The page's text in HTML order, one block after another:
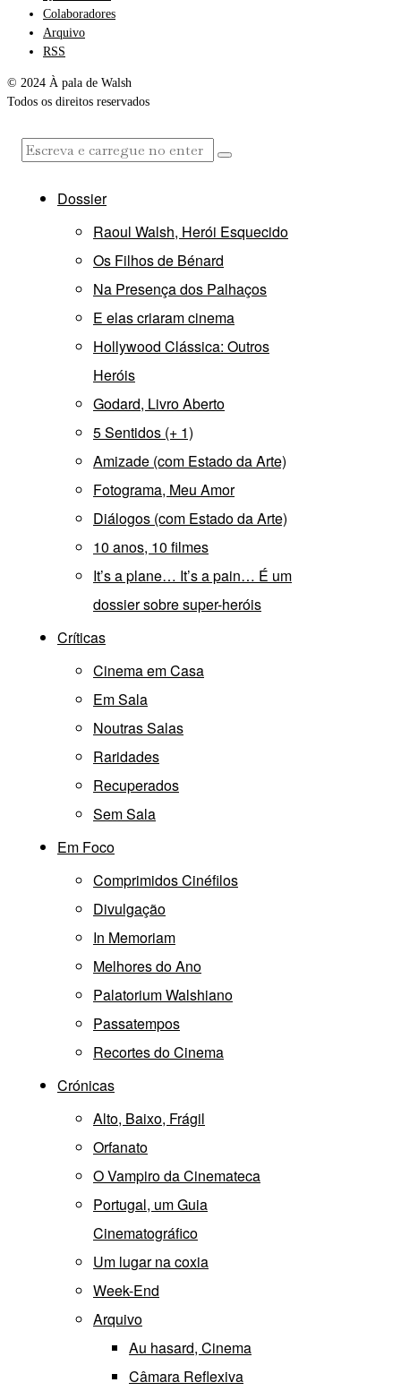
Colaboradores
Arquivo
RSS
© 2024 À pala de Walsh
Todos os direitos reservados
Dossier
Raoul Walsh, Herói Esquecido
Os Filhos de Bénard
Na Presença dos Palhaços
E elas criaram cinema
Hollywood Clássica: Outros
Heróis
Godard, Livro Aberto
5 Sentidos (+ 1)
Amizade (com Estado da Arte)
Fotograma, Meu Amor
Diálogos (com Estado da Arte)
10 anos, 10 filmes
It’s a plane… It’s a pain… É um
dossier sobre super-heróis
Críticas
Cinema em Casa
Em Sala
Noutras Salas
Raridades
Recuperados
Sem Sala
Em Foco
Comprimidos Cinéfilos
Divulgação
In Memoriam
Melhores do Ano
Palatorium Walshiano
Passatempos
Recortes do Cinema
Crónicas
Alto, Baixo, Frágil
Orfanato
O Vampiro da Cinemateca
Portugal, um Guia
Cinematográfico
Um lugar na coxia
Week-End
Arquivo
Au hasard, Cinema
Câmara Reflexiva